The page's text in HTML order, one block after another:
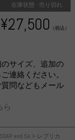
and SA > レプリカ
在庫状態 : 売り切れ
¥27,500 （税込）
サイズ、追加の
連絡ください。
問などもメール
ら